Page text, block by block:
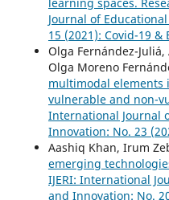
Journal of
15 (2021): Covid-19 &
Olga Fernández-
Olga Moreno
multimodal elements
vulnerable and non-
International Journal
Innovation: No. 23
Aashiq Khan, Irum
emerging
IJERI: International
and Innovation: No.